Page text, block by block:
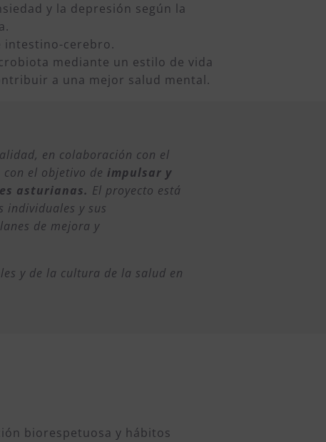
y la depresión según la
intestino-cerebro.
mediante un estilo de vida
a una mejor salud mental.
en colaboración con el
el objetivo de impulsar y
asturianas. El proyecto está
individuales y sus
de mejora y
y de la cultura de la salud en
biorespetuosa y hábitos